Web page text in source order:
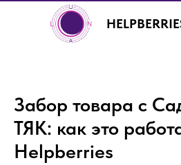
+7 (499) 460-
Забор товара с
ТЯК: как это
Helpberries